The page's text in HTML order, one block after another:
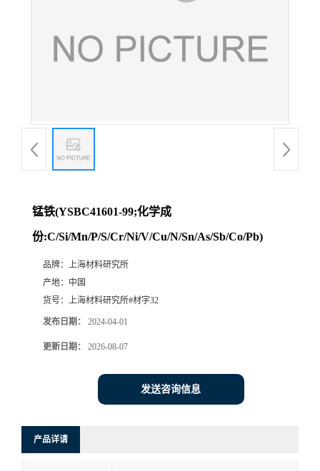
锰铁(YSBC41601-99;化学成
份:C/Si/Mn/P/S/Cr/Ni/V/Cu/N/Sn/As/Sb/Co/Pb)
品牌： 上海材料研究所
产地： 中国
货号： 上海材料研究所#材字32
发布日期： 2024-04-01
更新日期： 2026-08-07
发送咨询信息
产品详请